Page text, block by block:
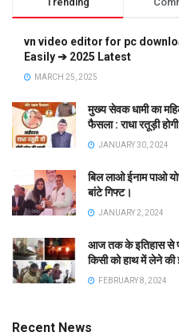
vn video editor for pc
Easily ➔ 2025 Latest
MARCH 25, 2025
मुख्य सेवक धामी का
फैसला : राधा रतूड़ी
JANUARY 30, 2024
बिल लाओ ईनाम पाओ
बांटे गिफ्ट।
JANUARY 2, 2024
आज तक के इतिहास से
किसी को हाथ में लेने
FEBRUARY 8, 2024
Recent News